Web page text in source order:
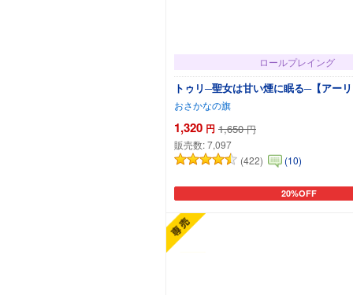
ロールプレイング
トゥリ─聖女は甘い煙に眠る─【アー
おさかなの旗
1,320 円 1,650 円
販売数:7,097
(422)
(10)
20%OFF
カートに追加